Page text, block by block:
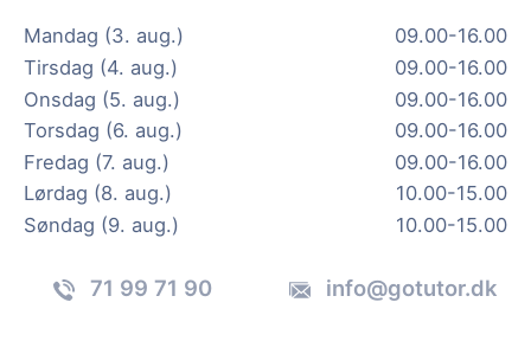
Mandag (3. aug.)
09.00-16.00
Tirsdag (4. aug.)
09.00-16.00
Onsdag (5. aug.)
09.00-16.00
Torsdag (6. aug.)
09.00-16.00
Fredag (7. aug.)
09.00-16.00
Lørdag (8. aug.)
10.00-15.00
Søndag (9. aug.)
10.00-15.00
71 99 71 90 info@gotutor.dk